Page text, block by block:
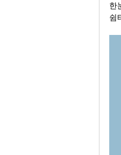
한
쉼